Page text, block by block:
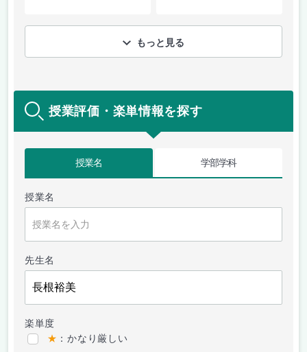
もっと見る
授業評価・楽単情報を探す
授業名 学部学科
授業名
先生名
楽単度
★ ：かなり厳しい